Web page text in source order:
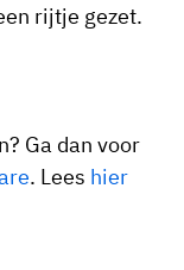
rijtje gezet.
Ga dan voor
. Lees hier